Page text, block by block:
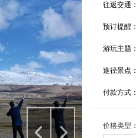
往返交通：
预订提醒：
游玩主题：
途径景点：
付款方式：
价格类型：